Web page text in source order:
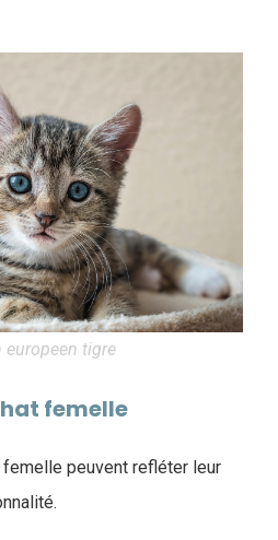
europeen tigre
femelle
peuvent refléter leur